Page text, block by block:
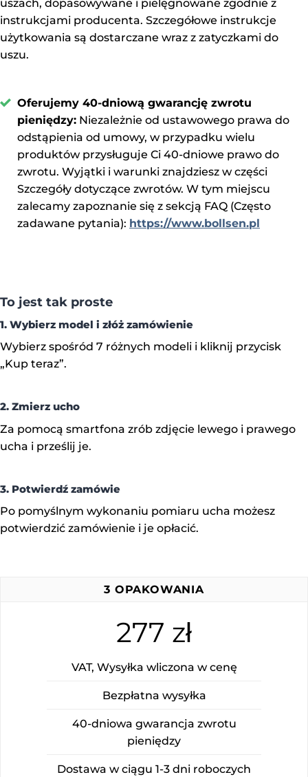
uszach, dopasowywane i pielęgnowane zgodnie z
instrukcjami producenta. Szczegółowe instrukcje
użytkowania są dostarczane wraz z zatyczkami do
uszu.
Oferujemy 40-dniową gwarancję zwrotu
pieniędzy: Niezależnie od ustawowego prawa do
odstąpienia od umowy, w przypadku wielu
produktów przysługuje Ci 40-dniowe prawo do
zwrotu. Wyjątki i warunki znajdziesz w części
Szczegóły dotyczące zwrotów. W tym miejscu
zalecamy zapoznanie się z sekcją FAQ (Często
zadawane pytania): https://www.bollsen.pl
To jest tak proste
1. Wybierz model i złóż zamówienie
Wybierz spośród 7 różnych modeli i kliknij przycisk
„Kup teraz”.
2. Zmierz ucho
Za pomocą smartfona zrób zdjęcie lewego i prawego
ucha i prześlij je.
3. Potwierdź zamówie
Po pomyślnym wykonaniu pomiaru ucha możesz
potwierdzić zamówienie i je opłacić.
3 OPAKOWANIA
277 zł
VAT, Wysyłka wliczona w cenę
Bezpłatna wysyłka
40-dniowa gwarancja zwrotu
pieniędzy
Dostawa w ciągu 1-3 dni roboczych